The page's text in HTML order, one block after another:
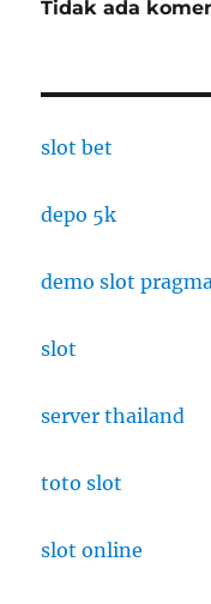
Tidak ada
slot bet
depo 5k
demo slot
slot
server thailand
toto slot
slot online